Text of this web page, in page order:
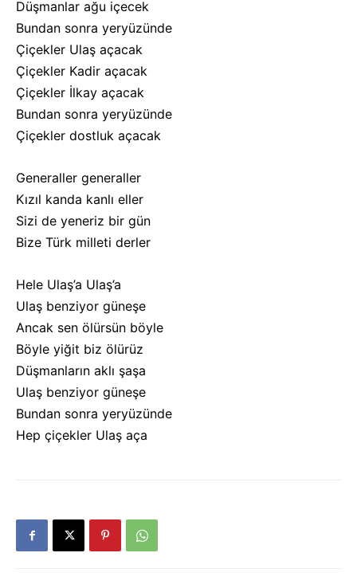
Düşmanlar ağu içecek
Bundan sonra yeryüzünde
Çiçekler Ulaş açacak
Çiçekler Kadir açacak
Çiçekler İlkay açacak
Bundan sonra yeryüzünde
Çiçekler dostluk açacak
Generaller generaller
Kızıl kanda kanlı eller
Sizi de yeneriz bir gün
Bize Türk milleti derler
Hele Ulaş’a Ulaş’a
Ulaş benziyor güneşe
Ancak sen ölürsün böyle
Böyle yiğit biz ölürüz
Düşmanların aklı şaşa
Ulaş benziyor güneşe
Bundan sonra yeryüzünde
Hep çiçekler Ulaş aça